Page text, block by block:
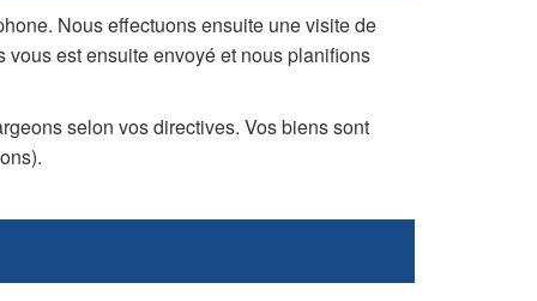
Nous effectuons ensuite une visite de
est ensuite envoyé et nous planifions
selon vos directives. Vos biens sont